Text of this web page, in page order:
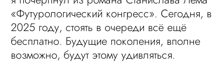
«Футурологический конгресс». Сегодня, в
2025 году, стоять в очереди всё ещё
бесплатно. Будущие поколения, вполне
возможно, будут этому удивляться.